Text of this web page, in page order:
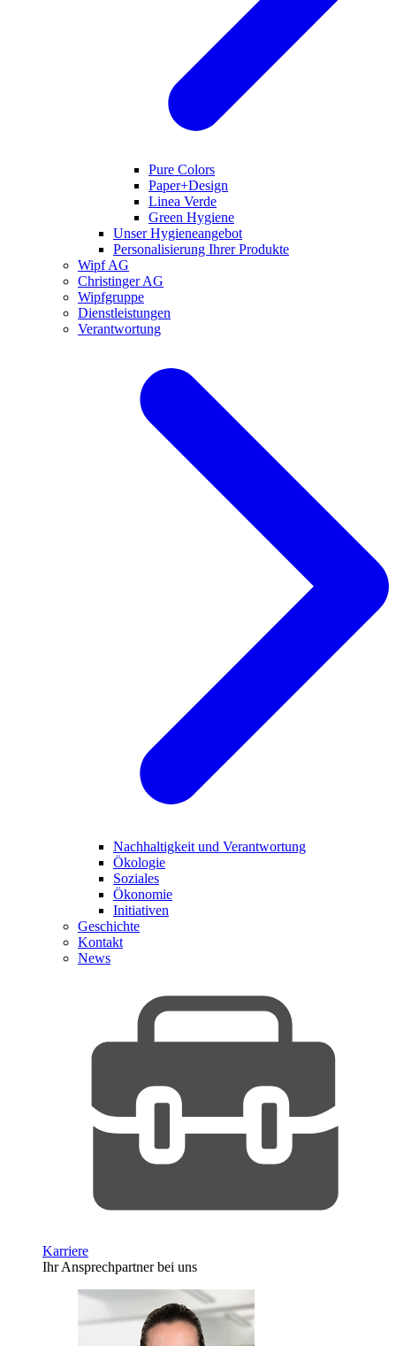
Pure Colors
Paper+Design
Linea Verde
Green Hygiene
Unser Hygieneangebot
Personalisierung Ihrer Produkte
Wipf AG
Christinger AG
Wipfgruppe
Dienstleistungen
Verantwortung
Nachhaltigkeit und Verantwortung
Ökologie
Soziales
Ökonomie
Initiativen
Geschichte
Kontakt
News
Karriere
Ihr Ansprechpartner bei uns